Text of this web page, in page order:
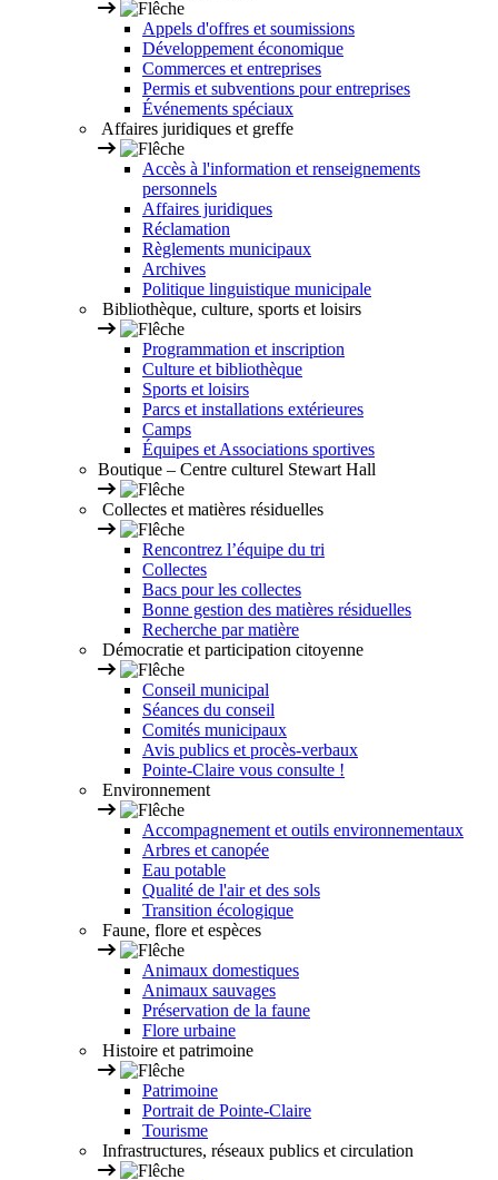
Appels d'offres et soumissions
Développement économique
Commerces et entreprises
Permis et subventions pour entreprises
Événements spéciaux
Affaires juridiques et greffe
Accès à l'information et renseignements
personnels
Affaires juridiques
Réclamation
Règlements municipaux
Archives
Politique linguistique municipale
Bibliothèque, culture, sports et loisirs
Programmation et inscription
Culture et bibliothèque
Sports et loisirs
Parcs et installations extérieures
Camps
Équipes et Associations sportives
Boutique – Centre culturel Stewart Hall
Collectes et matières résiduelles
Rencontrez l’équipe du tri
Collectes
Bacs pour les collectes
Bonne gestion des matières résiduelles
Recherche par matière
Démocratie et participation citoyenne
Conseil municipal
Séances du conseil
Comités municipaux
Avis publics et procès-verbaux
Pointe-Claire vous consulte !
Environnement
Accompagnement et outils environnementaux
Arbres et canopée
Eau potable
Qualité de l'air et des sols
Transition écologique
Faune, flore et espèces
Animaux domestiques
Animaux sauvages
Préservation de la faune
Flore urbaine
Histoire et patrimoine
Patrimoine
Portrait de Pointe-Claire
Tourisme
Infrastructures, réseaux publics et circulation